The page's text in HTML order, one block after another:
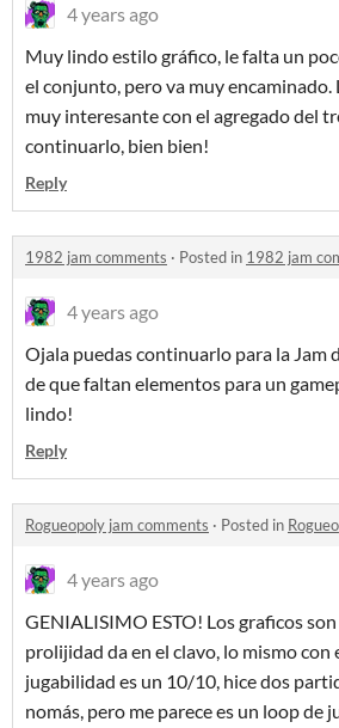
4 years ago
Muy lindo estilo gráfico, le falta un
el conjunto, pero va muy encaminado.
muy interesante con el agregado del
continuarlo, bien bien!
Reply
1982 jam comments · Posted in 1982 jam
4 years ago
Ojala puedas continuarlo para la Jam
de que faltan elementos para un
lindo!
Reply
Rogueopoly jam comments · Posted in
4 years ago
GENIALISIMO ESTO! Los graficos
prolijidad da en el clavo, lo mismo con
jugabilidad es un 10/10, hice dos
nomás, pero me parece es un loop de